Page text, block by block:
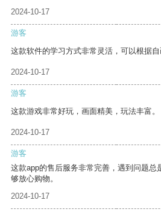
2024-10-17
游客
这款软件的学习方式非常灵活，可以根据自
2024-10-17
游客
这款游戏非常好玩，画面精美，玩法丰富。
2024-10-17
游客
这款app的售后服务非常完善，遇到问题总
够放心购物。
2024-10-17